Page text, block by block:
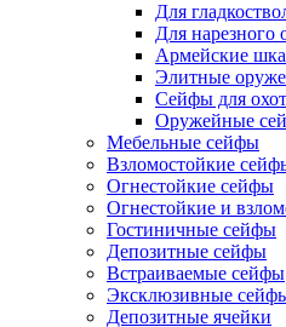
Для
Для нарезного
Армейские
Элитные
Сейфы для
Оружейные
Мебельные сейфы
Взломостойкие
Огнестойкие сейфы
Огнестойкие и
Гостиничные сейфы
Депозитные сейфы
Встраиваемые сейфы
Эксклюзивные
Депозитные ячейки